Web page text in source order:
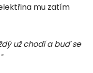
mu zatím
už chodí a buď se